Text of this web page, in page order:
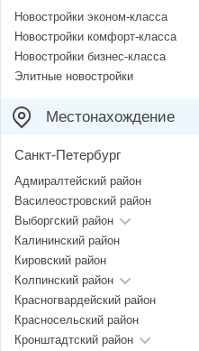
Новостройки эконом-класса
Новостройки комфорт-класса
Новостройки бизнес-класса
Элитные новостройки
Местонахождение
Санкт-Петербург
Адмиралтейский район
Василеостровский район
Выборгский район
Калининский район
Кировский район
Колпинский район
Красногвардейский район
Красносельский район
Кронштадтский район